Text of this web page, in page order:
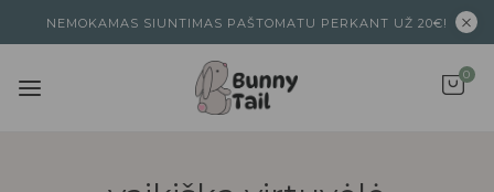
NEMOKAMAS SIUNTIMAS PAŠTOMATU PERKANT UŽ 20€!
0